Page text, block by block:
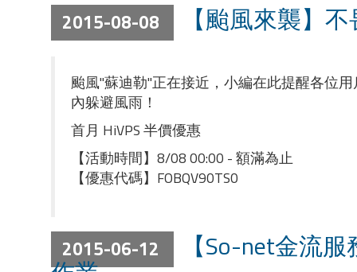
2015-08-08 【颱風來襲】
颱風"蘇迪勒"正在接近，小編在此提醒各位
內躲避風雨！
首月 HiVPS 半價優惠
【活動時間】8/08 00:00 - 額滿為止
【優惠代碼】FOBQV90TS0
2015-06-12 【So-net金流